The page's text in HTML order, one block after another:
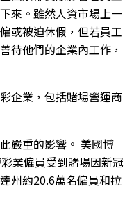
來。雖然人資市場上一
或被迫休假，但若員工
待他們的企業內工作，
企業，包括賭場營運商
嚴重的影響。 美國博
業僱員受到賭場因新冠
州約20.6萬名僱員和拉